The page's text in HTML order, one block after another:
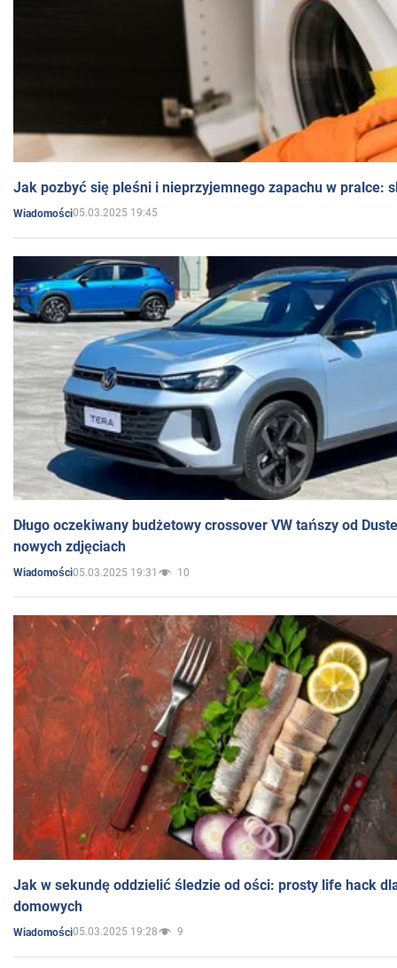
Jak pozbyć się pleśni i nieprzyjemnego zapachu w pralce:
Wiadomości05.03.2025 19:45
Długo oczekiwany budżetowy crossover VW tańszy od
nowych zdjęciach
Wiadomości05.03.2025 19:31 10
Jak w sekundę oddzielić śledzie od ości: prosty life hack
domowych
Wiadomości05.03.2025 19:28 9